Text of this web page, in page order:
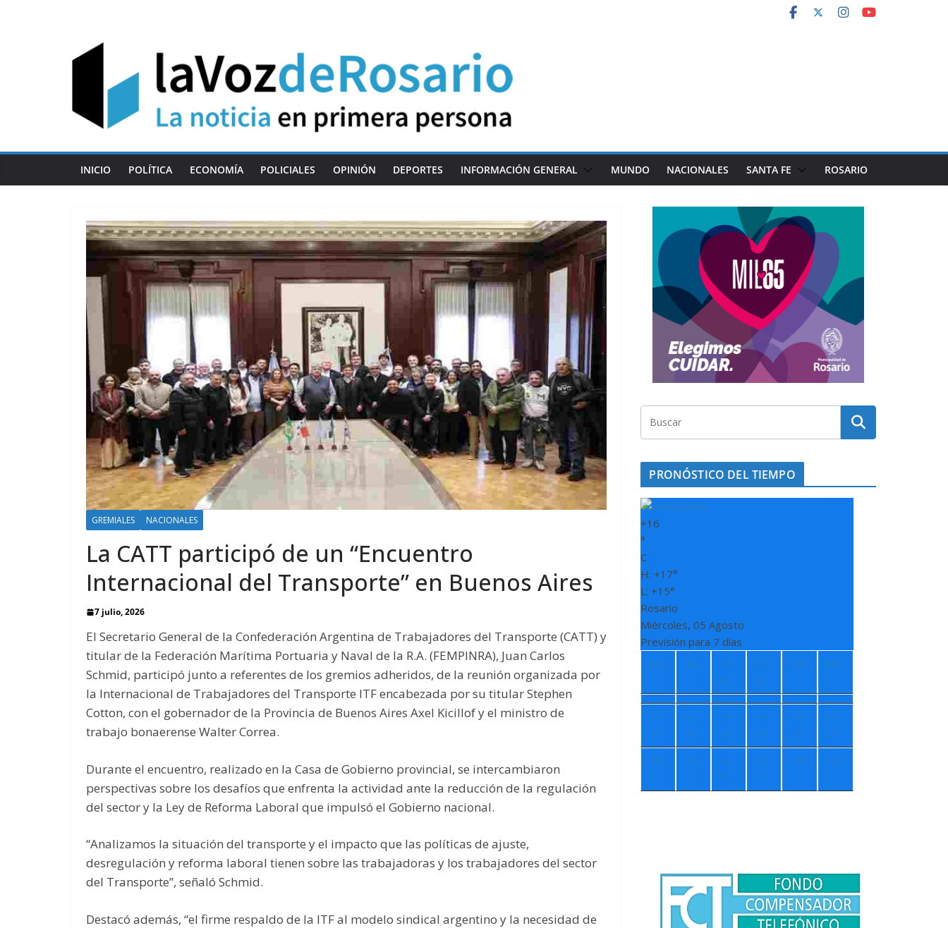
INICIO POLÍTICA ECONOMÍA POLICIALES OPINIÓN DEPORTES INFORMACIÓN GENERAL MUNDO NACIONALES SANTA FE ROSARIO
GREMIALES NACIONALES
La CATT participó de un “Encuentro
Internacional del Transporte” en Buenos Aires
7 julio, 2026
El Secretario General de la Confederación Argentina de Trabajadores del Transporte (CATT) y
titular de la Federación Marítima Portuaria y Naval de la R.A. (FEMPINRA), Juan Carlos
Schmid, participó junto a referentes de los gremios adheridos, de la reunión organizada por
la Internacional de Trabajadores del Transporte ITF encabezada por su titular Stephen
Cotton, con el gobernador de la Provincia de Buenos Aires Axel Kicillof y el ministro de
trabajo bonaerense Walter Correa.
Durante el encuentro, realizado en la Casa de Gobierno provincial, se intercambiaron
perspectivas sobre los desafíos que enfrenta la actividad ante la reducción de la regulación
del sector y la Ley de Reforma Laboral que impulsó el Gobierno nacional.
“Analizamos la situación del transporte y el impacto que las políticas de ajuste,
desregulación y reforma laboral tienen sobre las trabajadoras y los trabajadores del sector
del Transporte”, señaló Schmid.
Destacó además, “el firme respaldo de la ITF al modelo sindical argentino y la necesidad de
PRONÓSTICO DEL TIEMPO
+16
°
C
H:+17°
L:+15°
Rosario
Miércoles, 05 Agosto
Previsión para 7 días
Jue
Vie
Sá
b
Do
m
Lun
Ma
r
+1
7°
+1
4°
+1
4°
+1
5°
+1
2°
+1
2°
+8
°
+5
°
+6
°
+5
°
+4° +3°